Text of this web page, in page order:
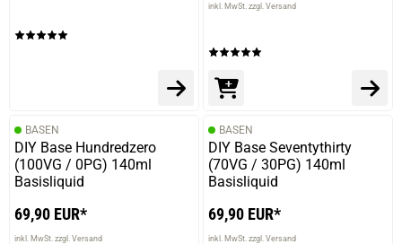
inkl. MwSt. zzgl. Versand
BASEN
DIY Base Hundredzero
(100VG / 0PG) 140ml
Basisliquid
69,90 EUR*
inkl. MwSt. zzgl. Versand
BASEN
DIY Base Seventythirty
(70VG / 30PG) 140ml
Basisliquid
69,90 EUR*
inkl. MwSt. zzgl. Versand